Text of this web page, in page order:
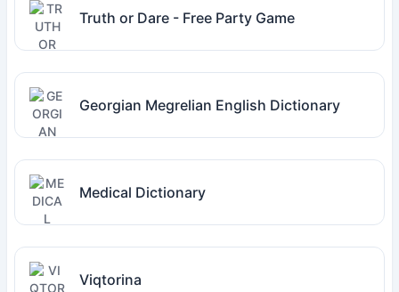
Truth or Dare - Free Party Game
Georgian Megrelian English Dictionary
Medical Dictionary
Viqtorina